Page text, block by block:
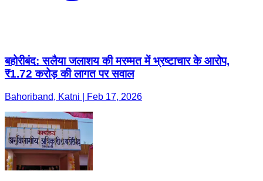
बहोरीबंद: सलैया जलाशय की मरम्मत में भ्रष्टाचार के आरोप,
₹1.72 करोड़ की लागत पर सवाल
Bahoriband, Katni | Feb 17, 2026